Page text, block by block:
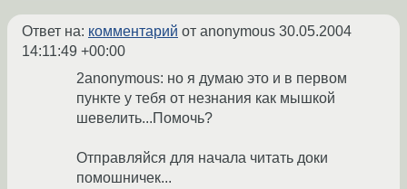
Ответ на: комментарий от anonymous 30.05.2004
14:11:49 +00:00
2anonymous: но я думаю это и в первом
пункте у тебя от незнания как мышкой
шевелить...Помочь?
Отправляйся для начала читать доки
помошничек...